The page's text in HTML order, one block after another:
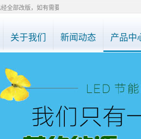
全部改版，如有需要了解产品详情，请直接电话
关于我们 新闻动态 产品中